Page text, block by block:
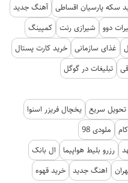
سکه پارسیان اقساطی آهنگ جدید
دوو شیرازی رنت کمپینگ
غذای سازمانی خرید کارت پستال
تبلیغات در گوگل
تحویل سریع یخچال فریزر اسنوا
ملودی 98
رزرو بلیط هواپیما
ال بانک
اهنگ جدید خرید قهوه